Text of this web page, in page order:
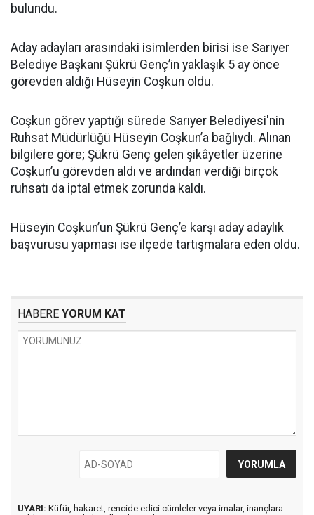
bulundu.
Aday adayları arasındaki isimlerden birisi ise Sarıyer
Belediye Başkanı Şükrü Genç’in yaklaşık 5 ay önce
görevden aldığı Hüseyin Coşkun oldu.
Coşkun görev yaptığı sürede Sarıyer Belediyesi'nin
Ruhsat Müdürlüğü Hüseyin Coşkun’a bağlıydı. Alınan
bilgilere göre; Şükrü Genç gelen şikâyetler üzerine
Coşkun’u görevden aldı ve ardından verdiği birçok
ruhsatı da iptal etmek zorunda kaldı.
Hüseyin Coşkun’un Şükrü Genç’e karşı aday adaylık
başvurusu yapması ise ilçede tartışmalara eden oldu.
HABERE YORUM KAT
UYARI: Küfür, hakaret, rencide edici cümleler veya imalar, inançlara